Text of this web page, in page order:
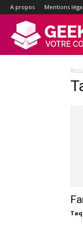
A propos Mentions